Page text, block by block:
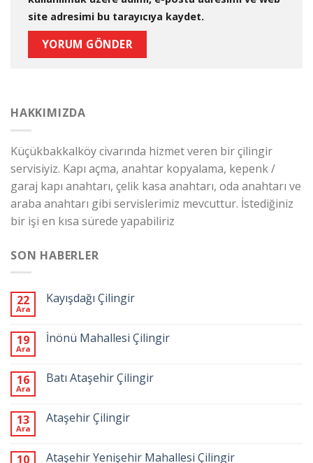
site adresimi bu tarayıcıya kaydet.
HAKKIMIZDA
Küçükbakkalköy civarında hizmet veren bir çilingir
servisiyiz. Kapı açma, anahtar kopyalama, kepenk /
garaj kapı anahtarı, çelik kasa anahtarı, oda anahtarı ve
araba anahtarı gibi servislerimiz mevcuttur. İstediğiniz
bir işi en kısa sürede yapabiliriz
SON HABERLER
22
Ara
Kayışdağı Çilingir
19
Ara
İnönü Mahallesi Çilingir
16
Ara
Batı Ataşehir Çilingir
13
Ara
Ataşehir Çilingir
10 Ataşehir Yenişehir Mahallesi Çilingir